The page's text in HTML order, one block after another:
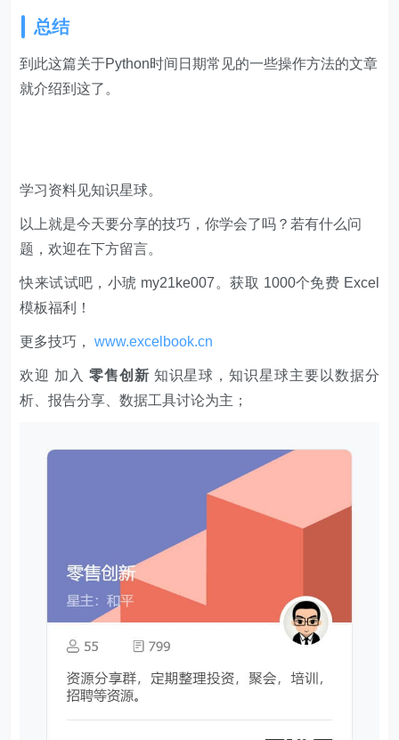
总结
到此这篇关于Python时间日期常见的一些操作方法的文章
就介绍到这了。
学习资料见知识星球。
以上就是今天要分享的技巧，你学会了吗？若有什么问
题，欢迎在下方留言。
快来试试吧，小琥 my21ke007。获取 1000个免费 Excel
模板福利​​​​！
更多技巧，www.excelbook.cn
欢迎 加入 零售创新 知识星球，知识星球主要以数据分
析、报告分享、数据工具讨论为主；